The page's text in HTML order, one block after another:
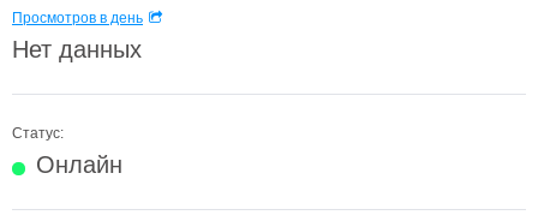
Просмотров в день
Нет данных
Статус:
Онлайн